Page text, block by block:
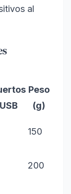
al
USB
Peso
(g)
150
200